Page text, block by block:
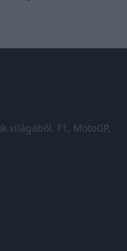
világából. F1, MotoGP,